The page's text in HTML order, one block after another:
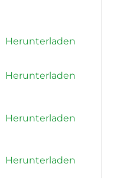
Herunterladen
Herunterladen
Herunterladen
Herunterladen